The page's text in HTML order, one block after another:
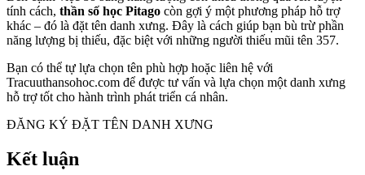
tính cách, thần số học Pitago còn gợi ý một phương pháp hỗ trợ
khác – đó là đặt tên danh xưng. Đây là cách giúp bạn bù trừ phần
năng lượng bị thiếu, đặc biệt với những người thiếu mũi tên 357.
Bạn có thể tự lựa chọn tên phù hợp hoặc liên hệ với
Tracuuthansohoc.com để được tư vấn và lựa chọn một danh xưng
hỗ trợ tốt cho hành trình phát triển cá nhân.
ĐĂNG KÝ ĐẶT TÊN DANH XƯNG
Kết luận